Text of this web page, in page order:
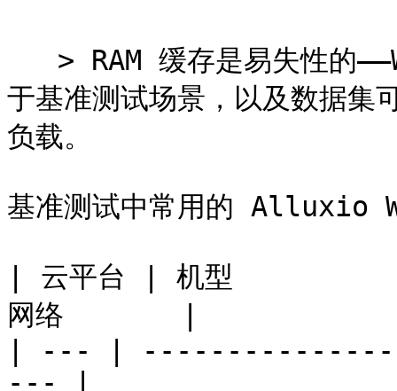
于基准测试场景，以及数据
负载。
基准测试中常用的 Alluxio
| 云平台 | 机型
网络       |
| --- |
--- |